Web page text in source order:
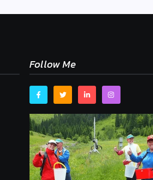
Follow Me